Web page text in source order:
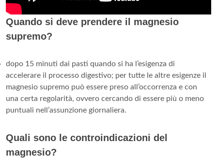
Quando si deve prendere il magnesio
supremo?
dopo 15 minuti dai pasti quando si ha l’esigenza di
accelerare il processo digestivo; per tutte le altre esigenze il
magnesio supremo può essere preso all’occorrenza e con
una certa regolarità, ovvero cercando di essere più o meno
puntuali nell’assunzione giornaliera.
Quali sono le controindicazioni del
magnesio?